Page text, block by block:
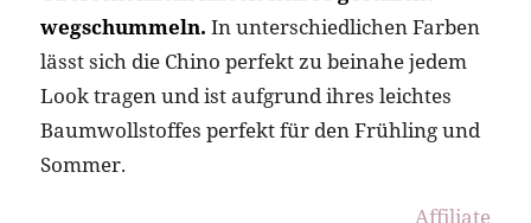
wegschummeln. In unterschiedlichen Farben
lässt sich die Chino perfekt zu beinahe jedem
Look tragen und ist aufgrund ihres leichtes
Baumwollstoffes perfekt für den Frühling und
Sommer.
Affiliate